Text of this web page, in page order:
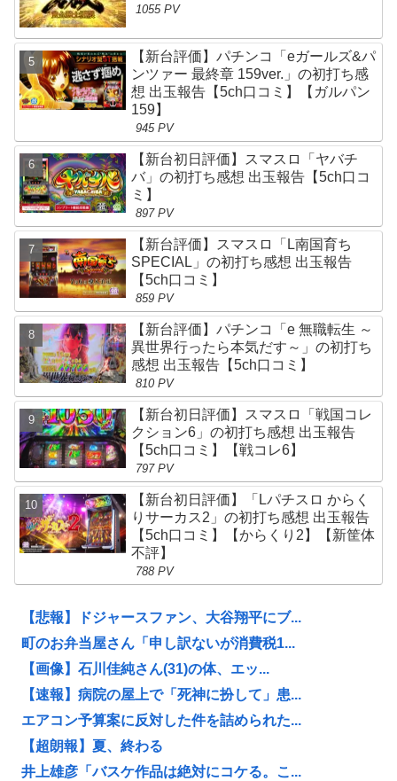
1055 PV
【新台評価】パチンコ「eガールズ&パ
ンツァー 最終章 159ver.」の初打ち感
想 出玉報告【5ch口コミ】【ガルパン
159】
945 PV
【新台初日評価】スマスロ「ヤバチ
バ」の初打ち感想 出玉報告【5ch口コ
ミ】
897 PV
【新台評価】スマスロ「L南国育ち
SPECIAL」の初打ち感想 出玉報告
【5ch口コミ】
859 PV
【新台評価】パチンコ「e 無職転生 ～
異世界行ったら本気だす～」の初打ち
感想 出玉報告【5ch口コミ】
810 PV
【新台初日評価】スマスロ「戦国コレ
クション6」の初打ち感想 出玉報告
【5ch口コミ】【戦コレ6】
797 PV
【新台初日評価】「Lパチスロ からく
りサーカス2」の初打ち感想 出玉報告
【5ch口コミ】【からくり2】【新筐体
不評】
788 PV
【悲報】ドジャースファン、大谷翔平にブ...
町のお弁当屋さん「申し訳ないが消費税1...
【画像】石川佳純さん(31)の体、エッ...
【速報】病院の屋上で「死神に扮して」患...
エアコン予算案に反対した件を詰められた...
【超朗報】夏、終わる
井上雄彦「バスケ作品は絶対にコケる。こ...